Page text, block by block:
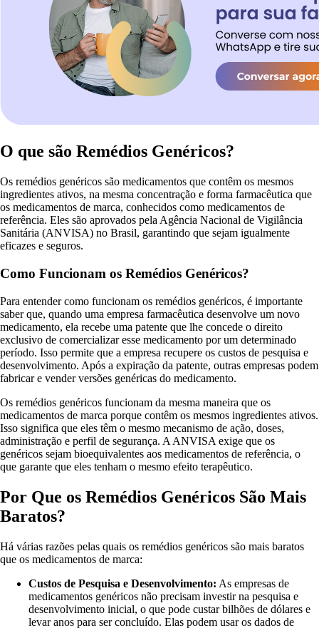
O que são Remédios Genéricos?
Os remédios genéricos são medicamentos que contêm os mesmos
ingredientes ativos, na mesma concentração e forma farmacêutica que
os medicamentos de marca, conhecidos como medicamentos de
referência. Eles são aprovados pela Agência Nacional de Vigilância
Sanitária (ANVISA) no Brasil, garantindo que sejam igualmente
eficazes e seguros.
Como Funcionam os Remédios Genéricos?
Para entender como funcionam os remédios genéricos, é importante
saber que, quando uma empresa farmacêutica desenvolve um novo
medicamento, ela recebe uma patente que lhe concede o direito
exclusivo de comercializar esse medicamento por um determinado
período. Isso permite que a empresa recupere os custos de pesquisa e
desenvolvimento. Após a expiração da patente, outras empresas podem
fabricar e vender versões genéricas do medicamento.
Os remédios genéricos funcionam da mesma maneira que os
medicamentos de marca porque contêm os mesmos ingredientes ativos.
Isso significa que eles têm o mesmo mecanismo de ação, doses,
administração e perfil de segurança. A ANVISA exige que os
genéricos sejam bioequivalentes aos medicamentos de referência, o
que garante que eles tenham o mesmo efeito terapêutico.
Por Que os Remédios Genéricos São Mais
Baratos?
Há várias razões pelas quais os remédios genéricos são mais baratos
que os medicamentos de marca:
Custos de Pesquisa e Desenvolvimento: As empresas de
medicamentos genéricos não precisam investir na pesquisa e
desenvolvimento inicial, o que pode custar bilhões de dólares e
levar anos para ser concluído. Elas podem usar os dados de